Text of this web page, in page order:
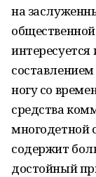
на
ногу со
средства
многодетной
содержит
достойный